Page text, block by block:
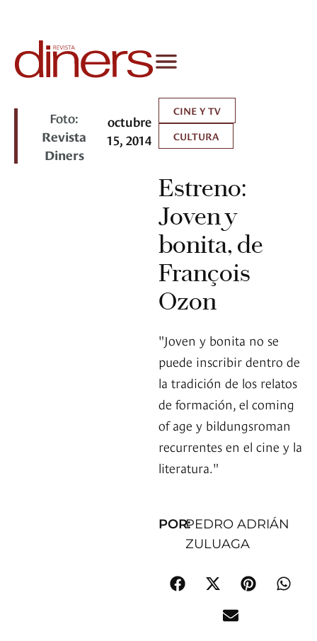
Foto:
Revista
Diners
octubre
15, 2014
CINE Y TV
CULTURA
Estreno:
Joven y
bonita, de
François
Ozon
"Joven y bonita no se
puede inscribir dentro de
la tradición de los relatos
de formación, el coming
of age y bildungsroman
recurrentes en el cine y la
literatura."
POR:PEDRO ADRIÁN
ZULUAGA